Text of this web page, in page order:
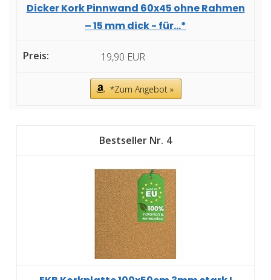
Dicker Kork Pinnwand 60x45 ohne Rahmen
– 15 mm dick - für...*
19,90 EUR
*Zum Angebot »
4